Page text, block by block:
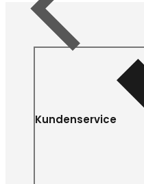
Vorherige
Kundenservice